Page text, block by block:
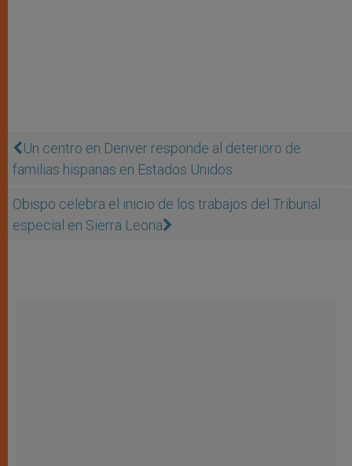
Un centro en Denver responde al deterioro de
familias hispanas en Estados Unidos
Obispo celebra el inicio de los trabajos del Tribunal
especial en Sierra Leona